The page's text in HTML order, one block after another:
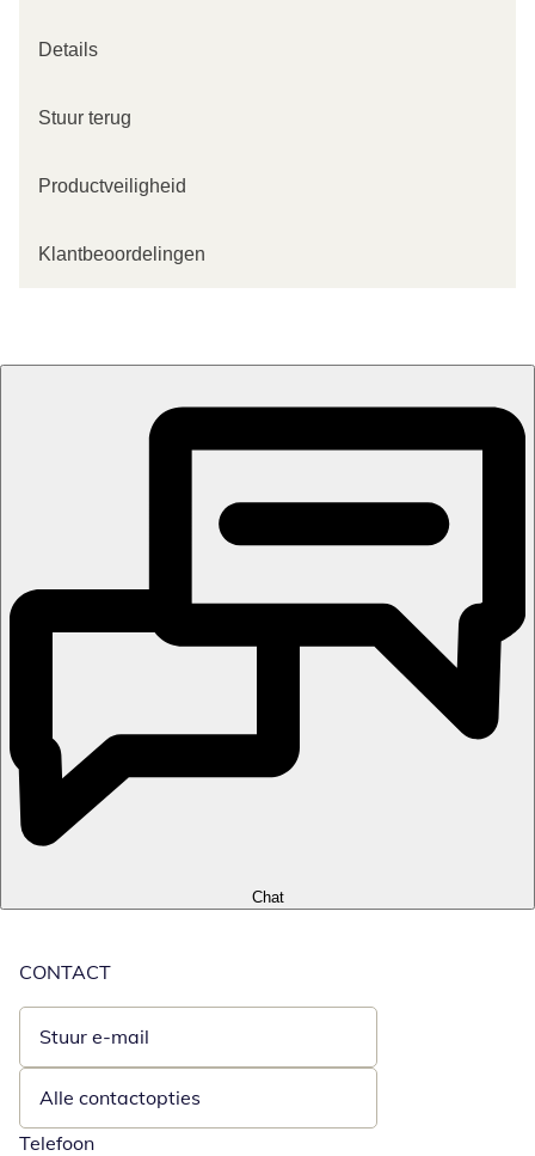
Details
Stuur terug
Productveiligheid
Klantbeoordelingen
Chat
CONTACT
Stuur e-mail
Opent e-mailclient
Alle contactopties
Telefoon